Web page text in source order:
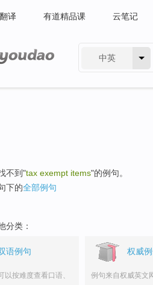
翻译 有道精品课 云笔记
中英
不到"tax exempt items"的例句。
下的全部例句
分类：
语例句
以按难度查看口语、
权威
例句来自权威英文